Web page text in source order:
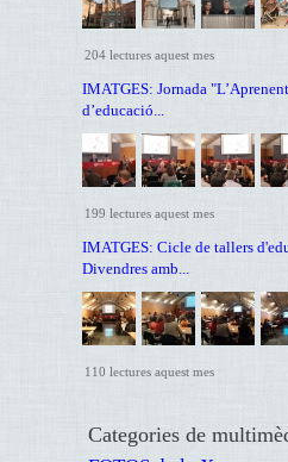
204 lectures aquest mes
IMATGES: Jornada
d’educació...
199 lectures aquest mes
IMATGES: Cicle de tallers
Divendres amb...
110 lectures aquest mes
Categories de